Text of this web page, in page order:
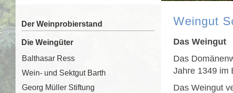
Weingut
Das Weingut
Das
Jahre 1349 im
Das Weingut
Der Weinprobierstand
Die Weingüter
Balthasar Ress
Wein- und Sektgut Barth
Georg Müller Stiftung